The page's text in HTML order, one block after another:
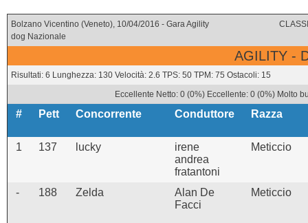
Bolzano Vicentino (Veneto), 10/04/2016 - Gara Agility
dog Nazionale
AGILITY -
Risultati: 6 Lunghezza: 130 Velocità: 2.6 TPS: 50 TPM: 75 Ostacoli: 15
Eccellente Netto: 0 (0%) Eccellente: 0 (0%) Molto
# Pett Concorrente Conduttore Razza
1 137 lucky
irene
andrea
fratantoni
Meticcio
- 188 Zelda
Alan De
Facci
Meticcio